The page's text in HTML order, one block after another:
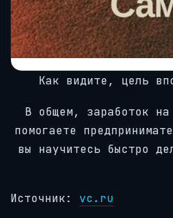
Как видите, цель
В общем, заработок
помогаете
вы научитесь быстро
Источник: vc.ru